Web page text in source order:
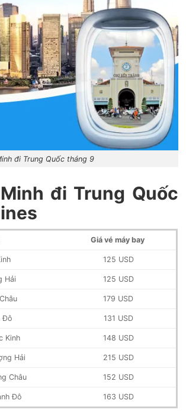
đi Trung Quốc tháng 9
đi Trung Quốc
Giá vé máy bay
125 USD
Hải 125 USD
179 USD
Đô 131 USD
Kinh 148 USD
Hải 215 USD
Châu 152 USD
Đô 163 USD